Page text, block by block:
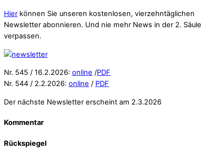
Hier können Sie unseren kostenlosen, vierzehntäglichen
Newsletter abonnieren. Und nie mehr News in der 2. Säule
verpassen.
Nr. 545 / 16.2.2026: online /PDF
Nr. 544 / 2.2.2026: online / PDF
Der nächste Newsletter erscheint am 2.3.2026
Kommentar
Rückspiegel